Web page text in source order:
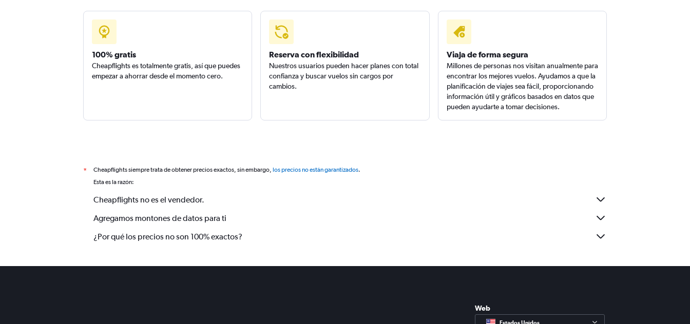
100% gratis
Cheapflights es totalmente gratis, así que puedes
empezar a ahorrar desde el momento cero.
Reserva con flexibilidad
Nuestros usuarios pueden hacer planes con total
confianza y buscar vuelos sin cargos por
cambios.
Viaja de forma segura
Millones de personas nos visitan anualmente para
encontrar los mejores vuelos. Ayudamos a que la
planificación de viajes sea fácil, proporcionando
información útil y gráficos basados en datos que
pueden ayudarte a tomar decisiones.
* Cheapflights siempre trata de obtener precios exactos, sin embargo, los precios no están garantizados.
Esta es la razón:
Cheapflights no es el vendedor.
Agregamos montones de datos para ti
¿Por qué los precios no son 100% exactos?
Web
Estados Unidos